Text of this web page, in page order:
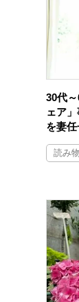
30代
ェア
を妻
読み物